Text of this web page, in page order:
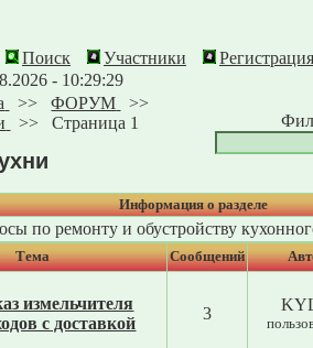
Поиск Участники
Регистрация
- 10:29:29
>>ФОРУМ
>>
>>Страница 1
Информация о разделе
по ремонту и обустройству
Тема Cообщений
измельчителя
с доставкой
3